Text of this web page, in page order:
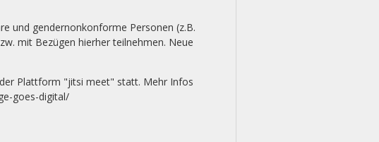
und gendernonkonforme Personen (z.B.
mit Bezügen hierher teilnehmen. Neue
Plattform "jitsi meet" statt. Mehr Infos
goes-digital/